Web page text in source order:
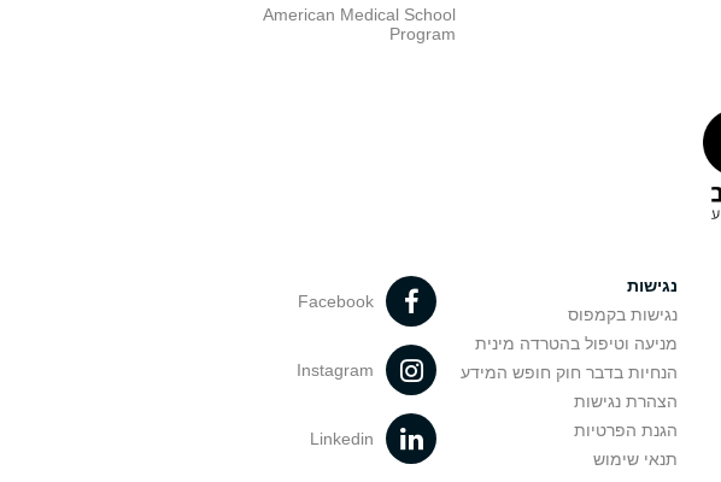
American Medical School
Program
נגישות
נגישות בקמפוס
מניעה וטיפול בהטרדה מינית
הנחיות בדבר חוק חופש המידע
הצהרת נגישות
הגנת הפרטיות
תנאי שימוש
Facebook
Instagram
Linkedin